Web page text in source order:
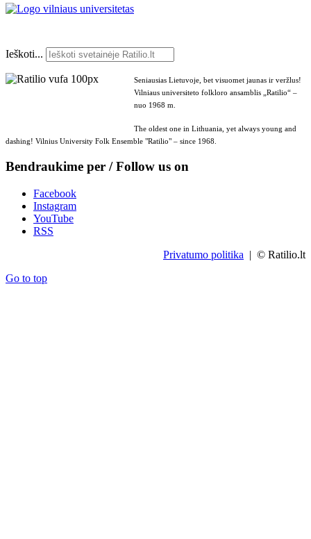
Ieškoti...
Seniausias Lietuvoje, bet visuomet jaunas ir veržlus!
Vilniaus universiteto folkloro ansamblis „Ratilio“ –
nuo 1968 m.
The oldest one in Lithuania, yet always young and
dashing! Vilnius University Folk Ensemble "Ratilio" – since 1968.
Bendraukime per / Follow us on
Facebook
Instagram
YouTube
RSS
Privatumo politika | © Ratilio.lt
Go to top